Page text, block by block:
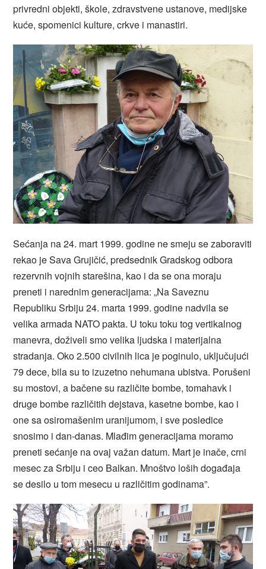
privredni objekti, škole, zdravstvene ustanove, medijske
kuće, spomenici kulture, crkve i manastiri.
Sećanja na 24. mart 1999. godine ne smeju se zaboraviti
rekao je Sava Grujičić, predsednik Gradskog odbora
rezervnih vojnih starešina, kao i da se ona moraju
preneti i narednim generacijama: „Na Saveznu
Republiku Srbiju 24. marta 1999. godine nadvila se
velika armada NATO pakta. U toku toku tog vertikalnog
manevra, doživeli smo velika ljudska i materijalna
stradanja. Oko 2.500 civilnih lica je poginulo, uključujući
79 dece, bila su to izuzetno nehumana ubistva. Porušeni
su mostovi, a bačene su različite bombe, tomahavk i
druge bombe različitih dejstava, kasetne bombe, kao i
one sa osiromašenim uranijumom, i sve posledice
snosimo i dan-danas. Mlađim generacijama moramo
preneti sećanje na ovaj važan datum. Mart je inače, crni
mesec za Srbiju i ceo Balkan. Mnoštvo loših događaja
se desilo u tom mesecu u različitim godinama”.